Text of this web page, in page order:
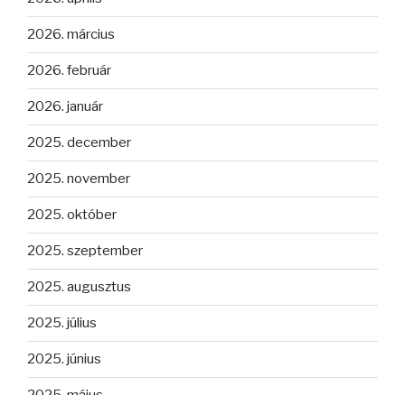
2026. március
2026. február
2026. január
2025. december
2025. november
2025. október
2025. szeptember
2025. augusztus
2025. július
2025. június